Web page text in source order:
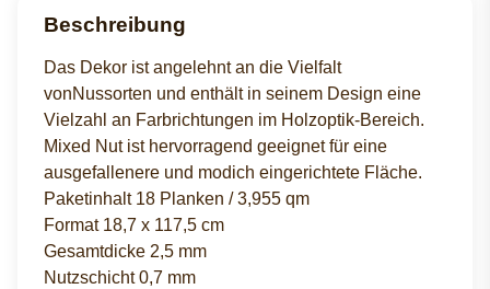
Beschreibung
Das Dekor ist angelehnt an die Vielfalt
vonNussorten und enthält in seinem Design eine
Vielzahl an Farbrichtungen im Holzoptik-Bereich.
Mixed Nut ist hervorragend geeignet für eine
ausgefallenere und modich eingerichtete Fläche.
Paketinhalt 18 Planken / 3,955 qm
Format 18,7 x 117,5 cm
Gesamtdicke 2,5 mm
Nutzschicht 0,7 mm